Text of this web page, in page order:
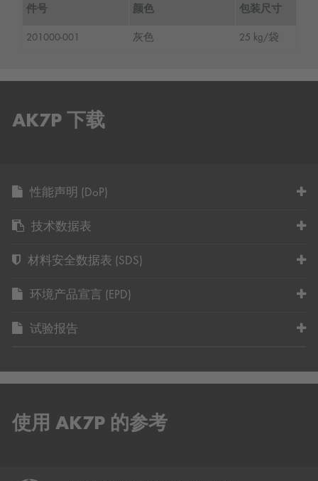
件号 颜色 包装尺寸
201000-001 灰色 25 kg/袋
AK7P 下载
性能声明 (DoP)
技术数据表
材料安全数据表 (SDS)
环境产品宣言 (EPD)
试验报告
使用 AK7P 的参考